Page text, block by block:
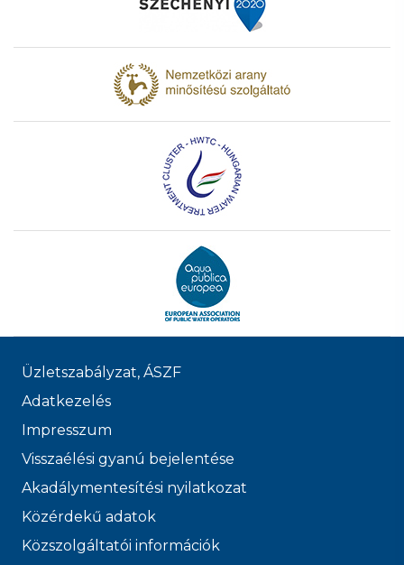
Üzletszabályzat, ÁSZF
Adatkezelés
Impresszum
Visszaélési gyanú bejelentése
Akadálymentesítési nyilatkozat
Közérdekű adatok
Közszolgáltatói információk